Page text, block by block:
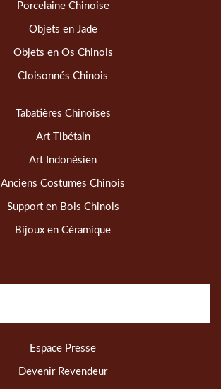
Porcelaine Chinoise
Objets en Jade
Objets en Os Chinois
Cloisonnés Chinois
Tabatières Chinoises
Art Tibétain
Art Indonésien
Anciens Costumes Chinois
Support en Bois Chinois
Bijoux en Céramique
Espace Presse
Devenir Revendeur